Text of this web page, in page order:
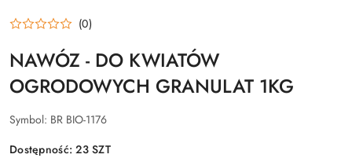
(0)
NAWÓZ - DO KWIATÓW
OGRODOWYCH GRANULAT 1KG
Symbol: BR BIO-1176
Dostępność:23SZT